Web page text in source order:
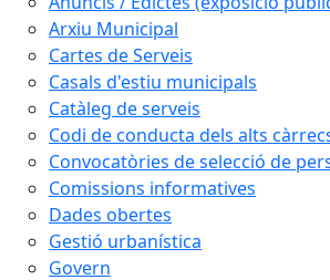
Arxiu Municipal
Cartes de Serveis
Casals d'estiu municipals
Catàleg de serveis
Codi de conducta dels alts
Convocatòries de selecció de
Comissions informatives
Dades obertes
Gestió urbanística
Govern